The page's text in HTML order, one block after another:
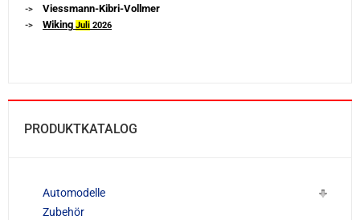
-> Viessmann-Kibri-Vollmer
-> Wiking Juli 2026
PRODUKTKATALOG
Automodelle
Zubehör